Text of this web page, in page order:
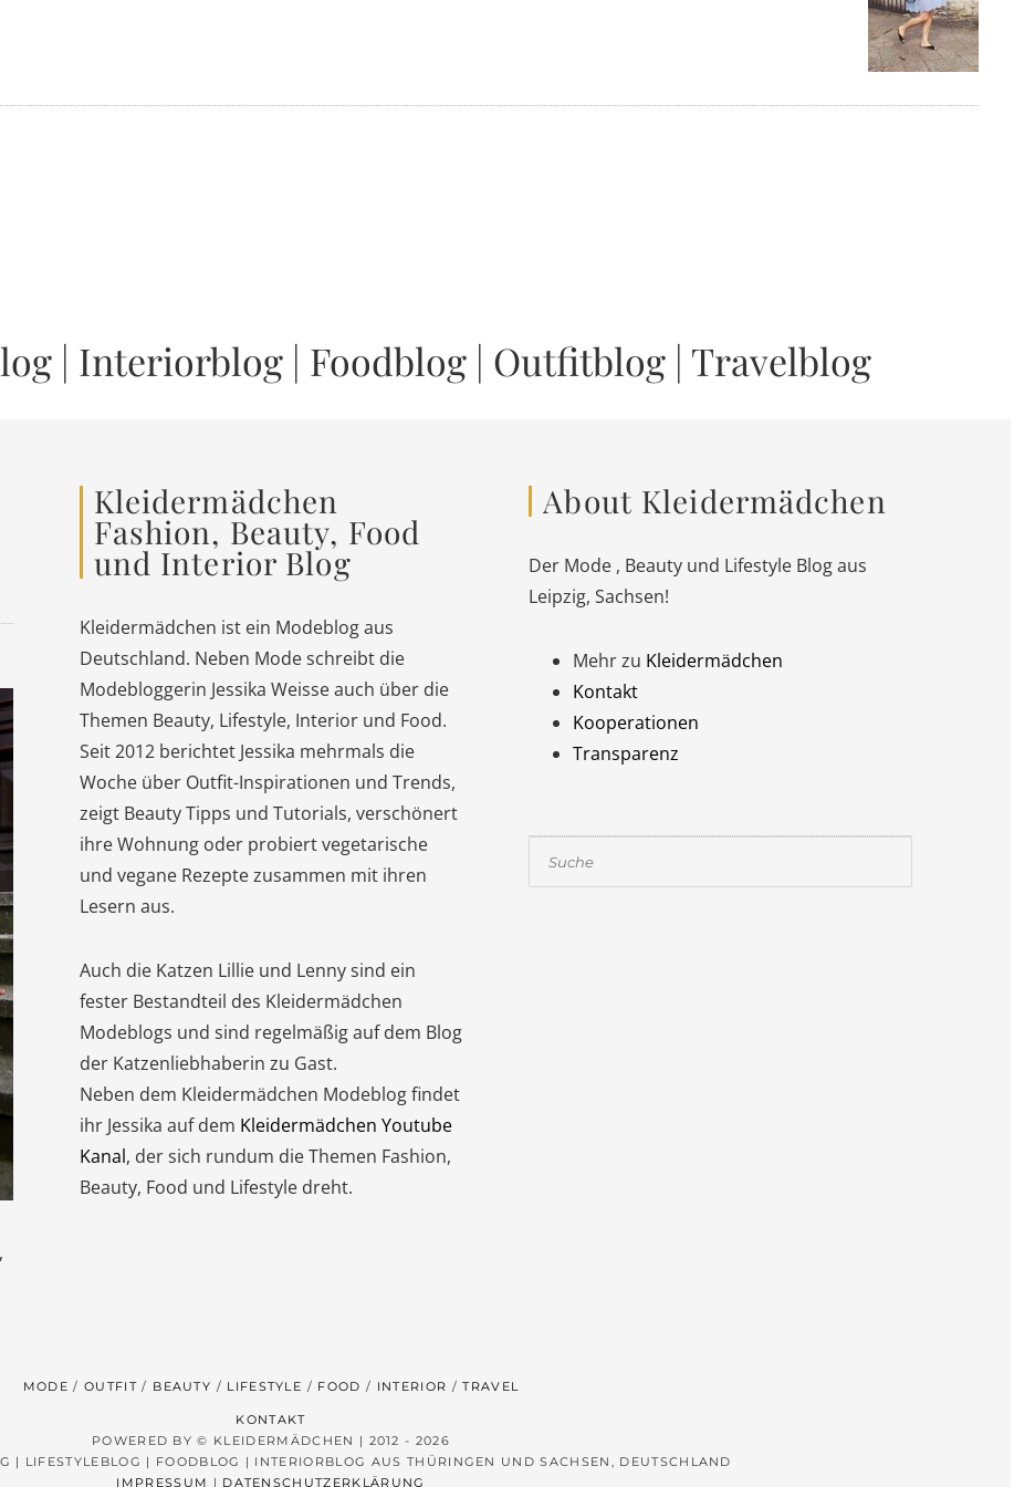
| Interiorblog | Foodblog | Outfitblog | Travelblog
Kleidermädchen
Fashion, Beauty, Food
und Interior Blog
Kleidermädchen ist ein Modeblog aus
Deutschland. Neben Mode schreibt die
Modebloggerin Jessika Weisse auch über die
Themen Beauty, Lifestyle, Interior und Food.
Seit 2012 berichtet Jessika mehrmals die
Woche über Outfit-Inspirationen und Trends,
zeigt Beauty Tipps und Tutorials, verschönert
ihre Wohnung oder probiert vegetarische
und vegane Rezepte zusammen mit ihren
Lesern aus.
Auch die Katzen Lillie und Lenny sind ein
fester Bestandteil des Kleidermädchen
Modeblogs und sind regelmäßig auf dem Blog
der Katzenliebhaberin zu Gast.
Neben dem Kleidermädchen Modeblog findet
ihr Jessika auf dem Kleidermädchen Youtube
Kanal, der sich rundum die Themen Fashion,
Beauty, Food und Lifestyle dreht.
About Kleidermädchen
Der Mode , Beauty und Lifestyle Blog aus
Leipzig, Sachsen!
Mehr zu Kleidermädchen
Kontakt
Kooperationen
Transparenz
Suchen
MODE OUTFIT BEAUTY LIFESTYLE FOOD INTERIOR TRAVEL
KONTAKT
POWERED BY © KLEIDERMÄDCHEN | 2012 - 2026
| LIFESTYLEBLOG | FOODBLOG | INTERIORBLOG AUS THÜRINGEN UND SACHSEN, DEUTSCHLAND
IMPRESSUM | DATENSCHUTZERKLÄRUNG